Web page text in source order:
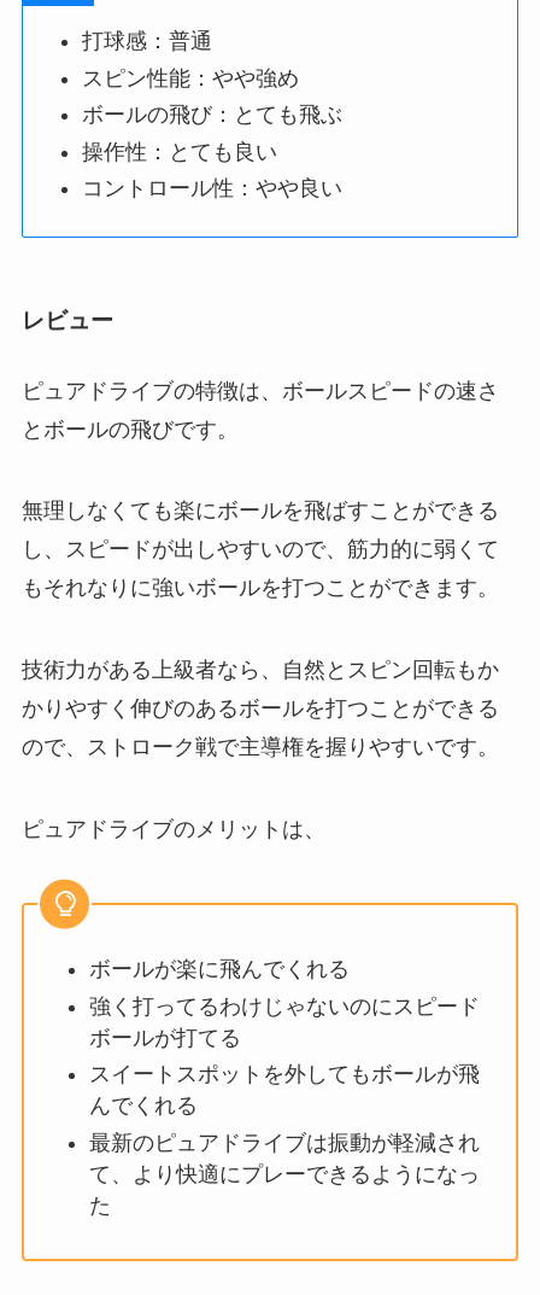
打球感：普通
スピン性能：やや強め
ボールの飛び：とても飛ぶ
操作性：とても良い
コントロール性：やや良い
レビュー
ピュアドライブの特徴は、ボールスピードの速さ
とボールの飛びです。
無理しなくても楽にボールを飛ばすことができる
し、スピードが出しやすいので、筋力的に弱くて
もそれなりに強いボールを打つことができます。
技術力がある上級者なら、自然とスピン回転もか
かりやすく伸びのあるボールを打つことができる
ので、ストローク戦で主導権を握りやすいです。
ピュアドライブのメリットは、
ボールが楽に飛んでくれる
強く打ってるわけじゃないのにスピード
ボールが打てる
スイートスポットを外してもボールが飛
んでくれる
最新のピュアドライブは振動が軽減され
て、より快適にプレーできるようになっ
た